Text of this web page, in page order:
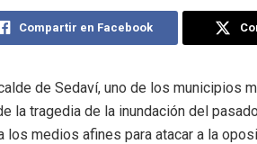
Compartir en Facebook
de Sedaví, uno de los municipios
la tragedia de la inundación del
los medios afines para atacar a la